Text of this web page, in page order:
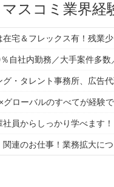
マスコミ業界経
在宅＆フレックス有！残業
自社内勤務／大手案件多
・タレント事務所、広告
ローバルのすべてが経験
社員からしっかり学べます
関連のお仕事！業務拡大に